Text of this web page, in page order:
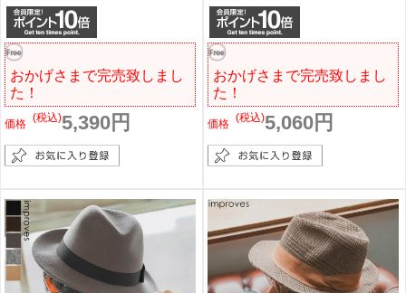
おかげさまで完売致しまし
た！
価格 5,390円
(税込)
おかげさまで完売致しまし
た！
価格 5,060円
(税込)